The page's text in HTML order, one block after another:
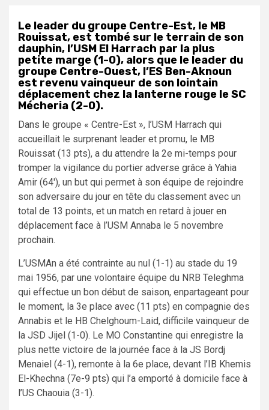
Le leader du groupe Centre-Est, le MB
Rouissat, est tombé sur le terrain de son
dauphin, l’USM El Harrach par la plus
petite marge (1-0), alors que le leader du
groupe Centre-Ouest, l’ES Ben-Aknoun
est revenu vainqueur de son lointain
déplacement chez la lanterne rouge le SC
Mécheria (2-0).
Dans le groupe « Centre-Est », l’USM Harrach qui
accueillait le surprenant leader et promu, le MB
Rouissat (13 pts), a du attendre la 2e mi-temps pour
tromper la vigilance du portier adverse grâce à Yahia
Amir (64′), un but qui permet à son équipe de rejoindre
son adversaire du jour en tête du classement avec un
total de 13 points, et un match en retard à jouer en
déplacement face à l’USM Annaba le 5 novembre
prochain.
L’USMAn a été contrainte au nul (1-1) au stade du 19
mai 1956, par une volontaire équipe du NRB Teleghma
qui effectue un bon début de saison, enpartageant pour
le moment, la 3e place avec (11 pts) en compagnie des
Annabis et le HB Chelghoum-Laid, difficile vainqueur de
la JSD Jijel (1-0). Le MO Constantine qui enregistre la
plus nette victoire de la journée face à la JS Bordj
Menaiel (4-1), remonte à la 6e place, devant l’IB Khemis
El-Khechna (7e-9 pts) qui l’a emporté à domicile face à
l’US Chaouia (3-1).